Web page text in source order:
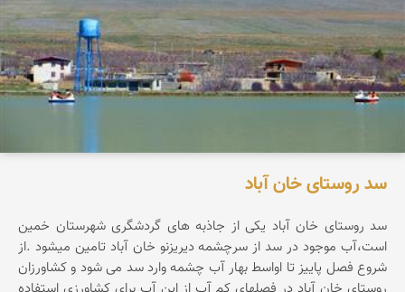
سد روستای خان آباد
سد روستای خان آباد یکی از جاذبه های گردشگری شهرستان خمین
است،آب موجود در سد از سرچشمه دیریزنو خان آباد تامین میشود .از
شروع فصل پاییز تا اواسط بهار آب چشمه وارد سد می شود و کشاورزان